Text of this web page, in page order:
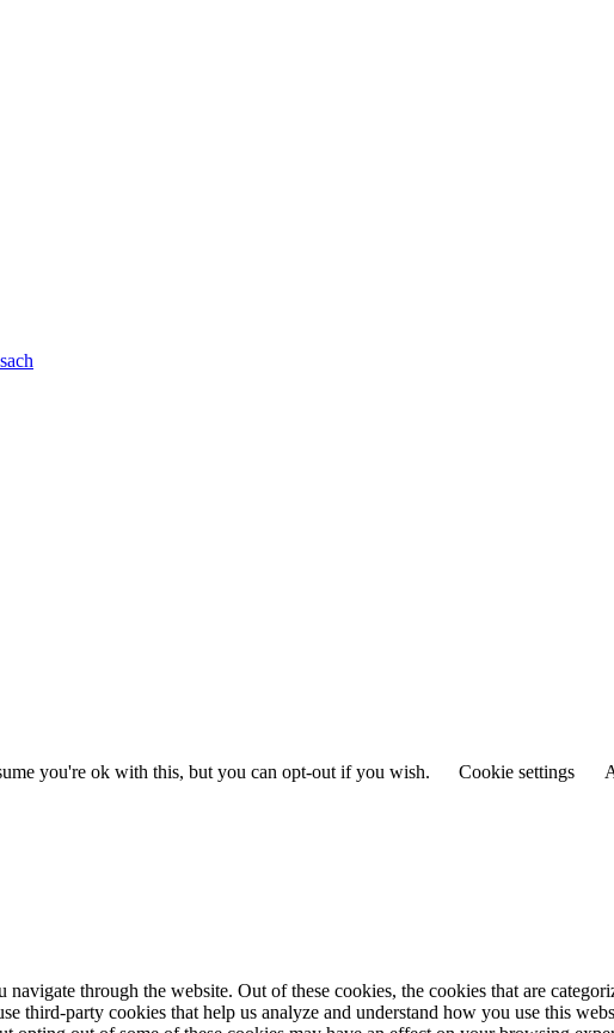
you're ok with this, but you can opt-out if you wish.
Cookie settings
through the website. Out of these cookies, the cookies that are
third-party cookies that help us analyze and understand how you use this